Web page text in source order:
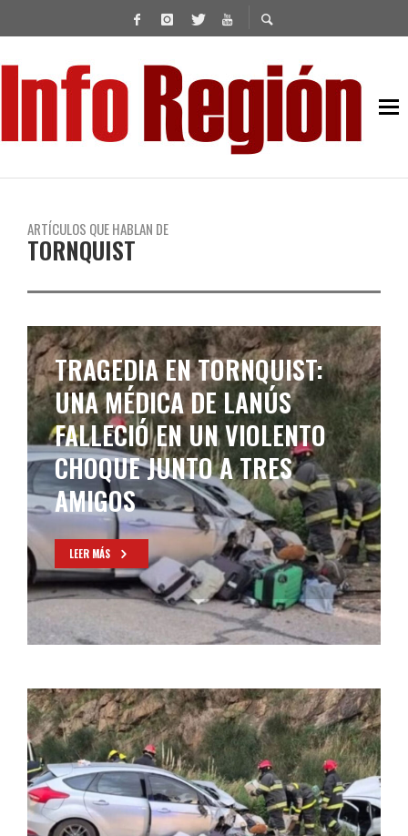
ARTÍCULOS QUE HABLAN DE
TORNQUIST
TRAGEDIA EN TORNQUIST:
UNA MÉDICA DE LANÚS
FALLECIÓ EN UN VIOLENTO
CHOQUE JUNTO A TRES
AMIGOS
LEER MÁS